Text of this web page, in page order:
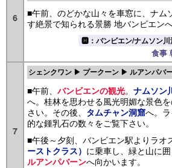
6
■午前、のどかな山々を車窓に、ナム
す絶景で知られる景勝 地バンビエンへ
🅷：バンビエン/ナムソン
食
7
シェンクワン ▶ プークーン ▶ ルアンパバ
■午前、 バンビエンの観光。 ナムソン
へ。桂林を思わせる風光明媚な景色
さい。その後、 タムチャン洞窟へ。
的な鍾乳石の数々をご覧下さい。
■午後～夕刻、バンビエン駅よりラオ
ーストクラス） に乗車し、緑と山に
ルアンパバーンへ向かいます。